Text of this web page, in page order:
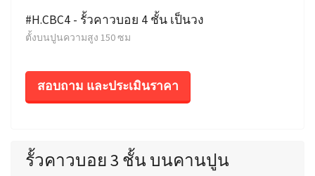
#H.CBC4 - รั้วคาวบอย 4 ชั้น เป็นวง
ตั้งบนปูนความสูง 150 ซม
สอบถาม และประเมินราคา
รั้วคาวบอย 3 ชั้น บนคานปูน